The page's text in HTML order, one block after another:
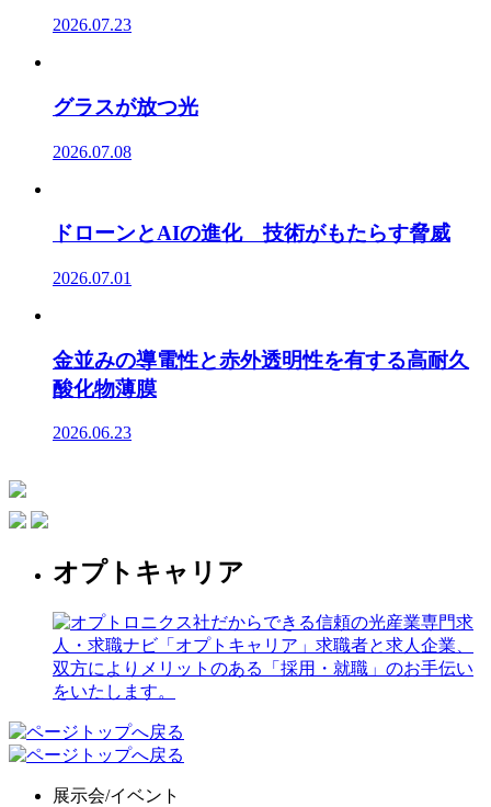
2026.07.23
グラスが放つ光
2026.07.08
ドローンとAIの進化 技術がもたらす脅威
2026.07.01
金並みの導電性と赤外透明性を有する高耐久
酸化物薄膜
2026.06.23
オプトキャリア
展示会/イベント